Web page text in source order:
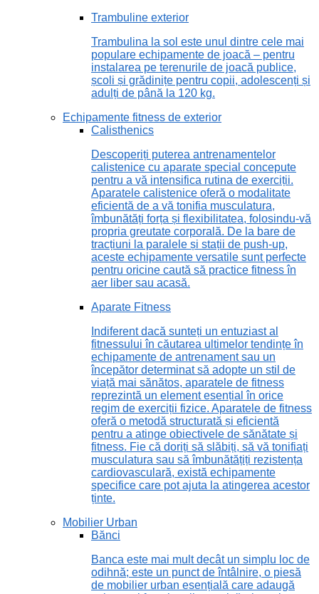
Trambuline exterior
Trambulina la sol este unul dintre cele mai
populare echipamente de joacă – pentru
instalarea pe terenurile de joacă publice,
școli și grădinițe pentru copii, adolescenți și
adulți de până la 120 kg.
Echipamente fitness de exterior
Calisthenics
Descoperiți puterea antrenamentelor
calistenice cu aparate special concepute
pentru a vă intensifica rutina de exerciții.
Aparatele calistenice oferă o modalitate
eficientă de a vă tonifia musculatura,
îmbunătăți forța și flexibilitatea, folosindu-vă
propria greutate corporală. De la bare de
tracțiuni la paralele și stații de push-up,
aceste echipamente versatile sunt perfecte
pentru oricine caută să practice fitness în
aer liber sau acasă.
Aparate Fitness
Indiferent dacă sunteți un entuziast al
fitnessului în căutarea ultimelor tendințe în
echipamente de antrenament sau un
începător determinat să adopte un stil de
viață mai sănătos, aparatele de fitness
reprezintă un element esențial în orice
regim de exerciții fizice. Aparatele de fitness
oferă o metodă structurată și eficientă
pentru a atinge obiectivele de sănătate și
fitness. Fie că doriți să slăbiți, să vă tonifiați
musculatura sau să îmbunătățiți rezistența
cardiovasculară, există echipamente
specifice care pot ajuta la atingerea acestor
ținte.
Mobilier Urban
Bănci
Banca este mai mult decât un simplu loc de
odihnă; este un punct de întâlnire, o piesă
de mobilier urban esențială care adaugă